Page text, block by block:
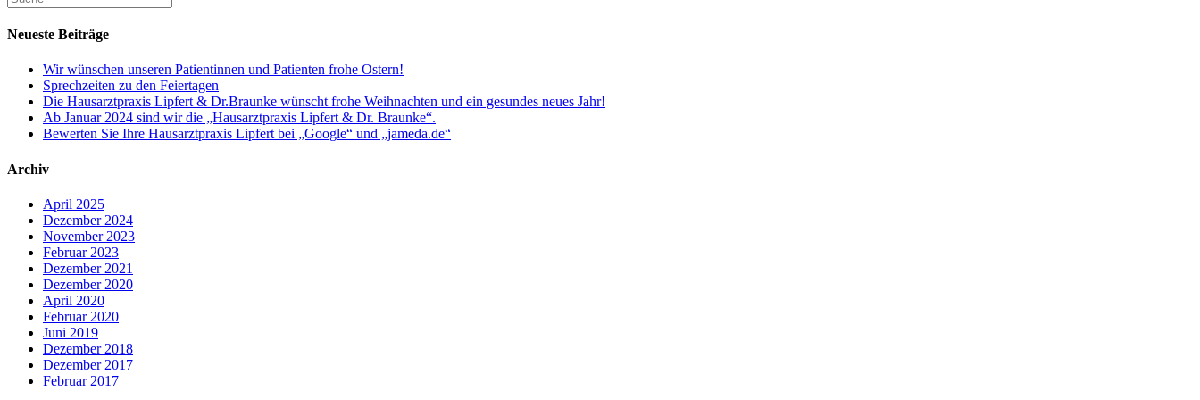
Neueste Beiträge
Wir wünschen unseren Patientinnen und Patienten frohe Ostern!
Sprechzeiten zu den Feiertagen
Die Hausarztpraxis Lipfert & Dr.Braunke wünscht frohe Weihnachten und ein gesundes neues Jahr!
Ab Januar 2024 sind wir die „Hausarztpraxis Lipfert & Dr. Braunke“.
Bewerten Sie Ihre Hausarztpraxis Lipfert bei „Google“ und „jameda.de“
Archiv
April 2025
Dezember 2024
November 2023
Februar 2023
Dezember 2021
Dezember 2020
April 2020
Februar 2020
Juni 2019
Dezember 2018
Dezember 2017
Februar 2017